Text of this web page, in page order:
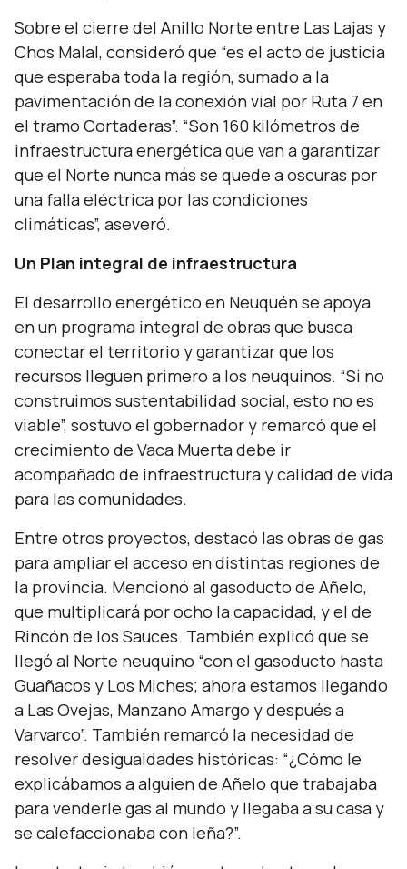
Sobre el cierre del Anillo Norte entre Las Lajas y
Chos Malal, consideró que “es el acto de justicia
que esperaba toda la región, sumado a la
pavimentación de la conexión vial por Ruta 7 en
el tramo Cortaderas”. “Son 160 kilómetros de
infraestructura energética que van a garantizar
que el Norte nunca más se quede a oscuras por
una falla eléctrica por las condiciones
climáticas”, aseveró.
Un Plan integral de infraestructura
El desarrollo energético en Neuquén se apoya
en un programa integral de obras que busca
conectar el territorio y garantizar que los
recursos lleguen primero a los neuquinos. “Si no
construimos sustentabilidad social, esto no es
viable”, sostuvo el gobernador y remarcó que el
crecimiento de Vaca Muerta debe ir
acompañado de infraestructura y calidad de vida
para las comunidades.
Entre otros proyectos, destacó las obras de gas
para ampliar el acceso en distintas regiones de
la provincia. Mencionó al gasoducto de Añelo,
que multiplicará por ocho la capacidad, y el de
Rincón de los Sauces. También explicó que se
llegó al Norte neuquino “con el gasoducto hasta
Guañacos y Los Miches; ahora estamos llegando
a Las Ovejas, Manzano Amargo y después a
Varvarco”. También remarcó la necesidad de
resolver desigualdades históricas: “¿Cómo le
explicábamos a alguien de Añelo que trabajaba
para venderle gas al mundo y llegaba a su casa y
se calefaccionaba con leña?”.